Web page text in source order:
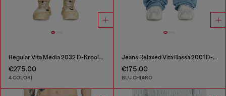
Regular Vita Media 2032 D-Krooley Joggjeans®
€275.00
4 COLORI
Jeans Relaxed Vita Bassa 2001 D-Macro
€175.00
BLU CHIARO